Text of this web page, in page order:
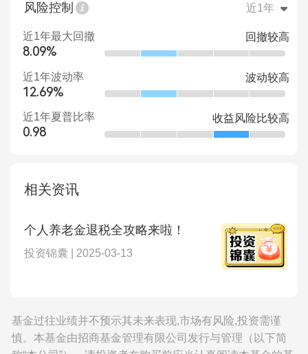
风险控制 近1年
近1年最大回撤
8.09%
回撤较高
近1年波动率
12.69%
波动较高
近1年夏普比率
0.98
收益风险比较高
相关资讯
个人养老金退税全攻略来啦！
投资锦囊 | 2025-03-13
基金过往业绩并不预示其未来表现,市场有风险,投资需谨
慎。本基金由招商基金管理有限公司发行与管理（以下简